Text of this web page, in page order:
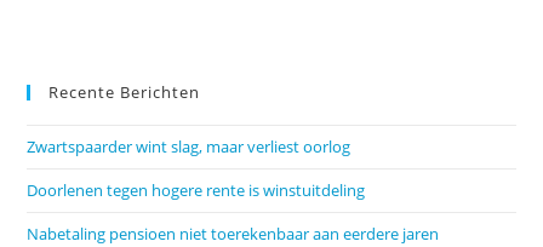
Recente Berichten
Zwartspaarder wint slag, maar verliest oorlog
Doorlenen tegen hogere rente is winstuitdeling
Nabetaling pensioen niet toerekenbaar aan eerdere jaren